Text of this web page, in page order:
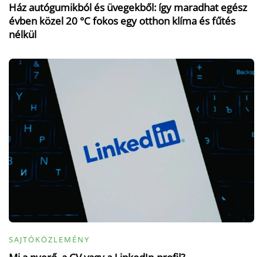
Ház autógumikból és üvegekből: így maradhat egész
évben közel 20 °C fokos egy otthon klíma és fűtés
nélkül
SAJTÓKÖZLEMÉNY